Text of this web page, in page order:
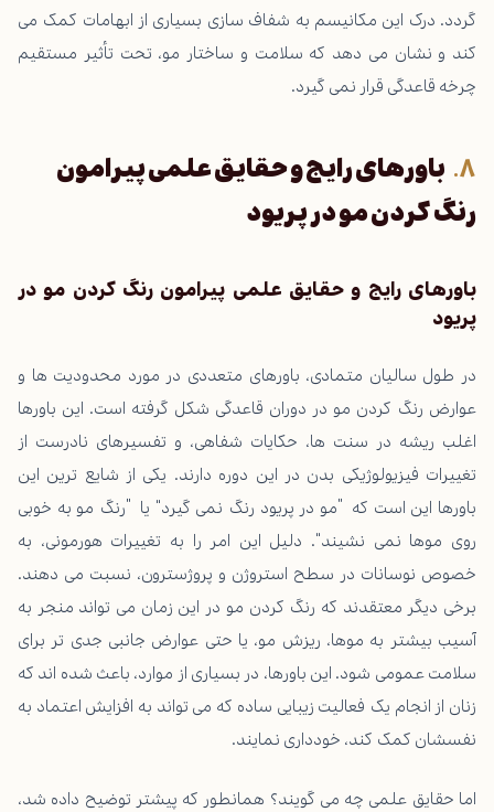
گردد. درک این مکانیسم به شفاف سازی بسیاری از ابهامات کمک می
کند و نشان می دهد که سلامت و ساختار مو، تحت تأثیر مستقیم
چرخه قاعدگی قرار نمی گیرد.
باورهای رایج و حقایق علمی پیرامون
رنگ کردن مو در پریود
باورهای رایج و حقایق علمی پیرامون رنگ کردن مو در
پریود
در طول سالیان متمادی، باورهای متعددی در مورد محدودیت ها و
عوارض رنگ کردن مو در دوران قاعدگی شکل گرفته است. این باورها
اغلب ریشه در سنت ها، حکایات شفاهی، و تفسیرهای نادرست از
تغییرات فیزیولوژیکی بدن در این دوره دارند. یکی از شایع ترین این
باورها این است که “مو در پریود رنگ نمی گیرد” یا “رنگ مو به خوبی
روی موها نمی نشیند”. دلیل این امر را به تغییرات هورمونی، به
خصوص نوسانات در سطح استروژن و پروژسترون، نسبت می دهند.
برخی دیگر معتقدند که رنگ کردن مو در این زمان می تواند منجر به
آسیب بیشتر به موها، ریزش مو، یا حتی عوارض جانبی جدی تر برای
سلامت عمومی شود. این باورها، در بسیاری از موارد، باعث شده اند که
زنان از انجام یک فعالیت زیبایی ساده که می تواند به افزایش اعتماد به
نفسشان کمک کند، خودداری نمایند.
اما حقایق علمی چه می گویند؟ همانطور که پیشتر توضیح داده شد،